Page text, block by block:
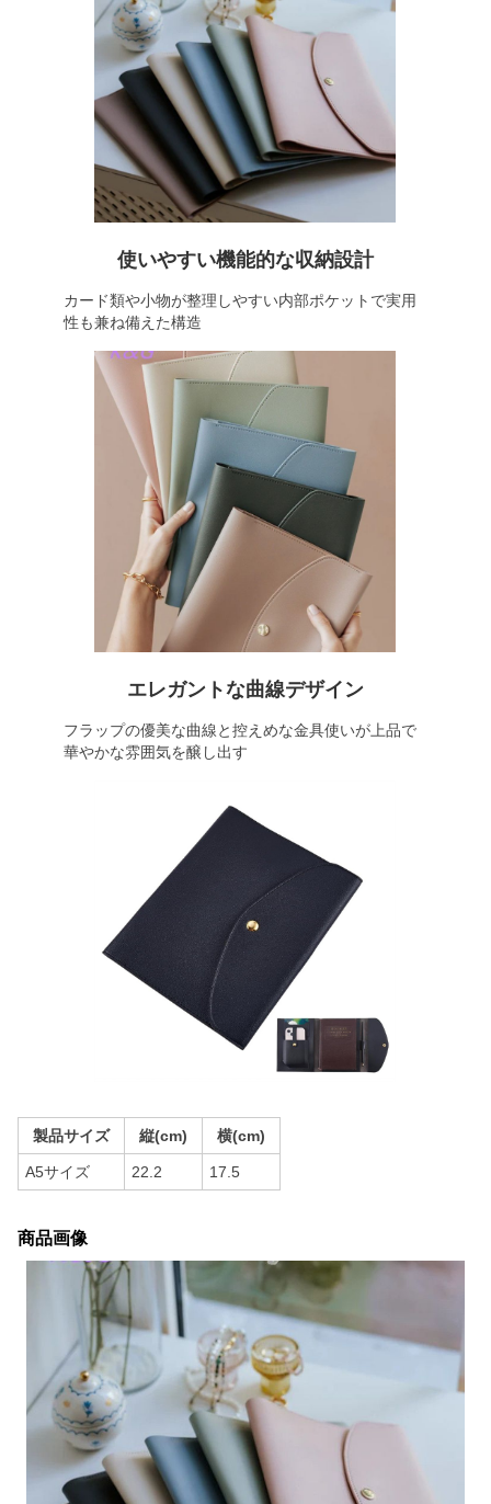
使いやすい機能的な収納設計
カード類や小物が整理しやすい内部ポケットで実用
性も兼ね備えた構造
エレガントな曲線デザイン
フラップの優美な曲線と控えめな金具使いが上品で
華やかな雰囲気を醸し出す
製品サイズ 縦(cm) 横(cm)
A5サイズ 22.2 17.5
商品画像